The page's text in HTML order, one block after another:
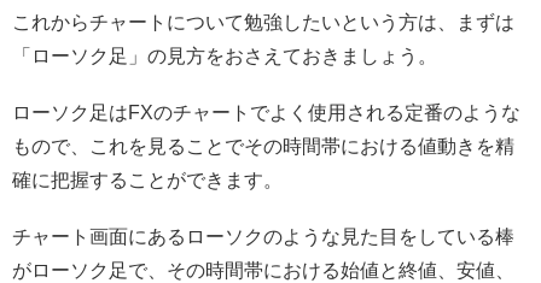
これからチャートについて勉強したいという方は、まずは
「ローソク足」の見方をおさえておきましょう。
ローソク足はFXのチャートでよく使用される定番のような
もので、これを見ることでその時間帯における値動きを精
確に把握することができます。
チャート画面にあるローソクのような見た目をしている棒
がローソク足で、その時間帯における始値と終値、安値、